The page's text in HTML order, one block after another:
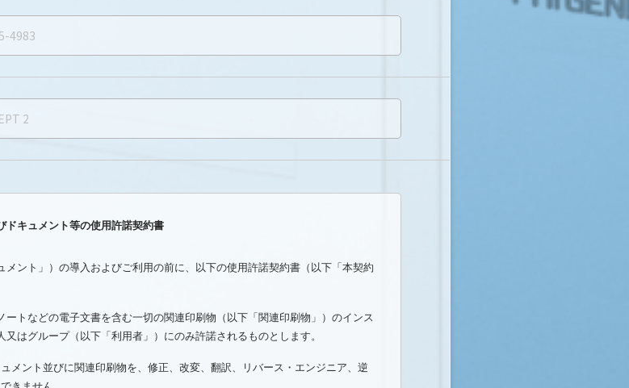
ドキュメント等の使用許諾契約書
ント」）の導入およびご利用の前に、以下の使用許諾契約書（以下「本契約
トなどの電子文書を含む一切の関連印刷物（以下「関連印刷物」）のインス
はグループ（以下「利用者」）にのみ許諾されるものとします。
メント並びに関連印刷物を、修正、改変、翻訳、リバース・エンジニア、逆